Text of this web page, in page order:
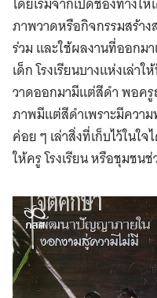
ภาพวาดหรือกิจกรรมสร้า
ร่วม และใช้ผลงานที่ออกม
เด็ก โรงเรียนบางแห่งเล่า
วาดออกมามีแต่สีดำ พอค
ภาพมีแต่สีดำเพราะมีควา
ค่อย ๆ เล่าสิ่งที่เก็บไว้ในใ
ให้ครู โรงเรียน หรือชุมชน